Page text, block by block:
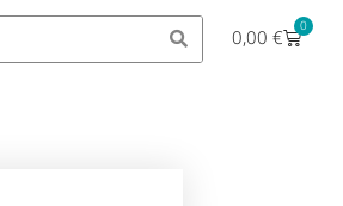
0,00€ 0